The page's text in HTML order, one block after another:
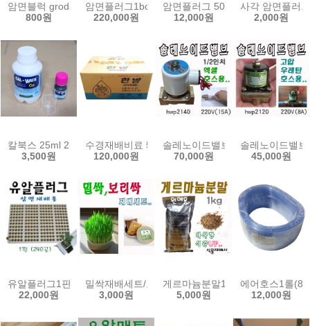
암면블럭 grodan 락울 유알 플러그 슬라브 양액 수경 재배 암면 배지
800원
암면플러그1box(240구12판)/cp20/2880공/암면재
220,000원
암면플러그 50공 큐브 묘목 삽목
12,000원
사각 암면플러
2,000원
칼북스 25ml 250ml 액상칼슘제 미량원소 칼슘 액비 식물 영양제
3,500원
수경재배비료 5종 20kg 종합한방 토마토 고추 오이
120,000원
솔레노이드밸브15A(1/2인치)/상
70,000원
솔레노이드밸
45,000원
유알플러그1판(240공)/모종재배/암면재배/cp20
22,000원
밀싹재배세트/보리싹재배세트/밀싹재배기/보리싹재
3,000원
게르마늄분말1kg/게르마늄상토/
5,000원
에어호스1롤
12,000원